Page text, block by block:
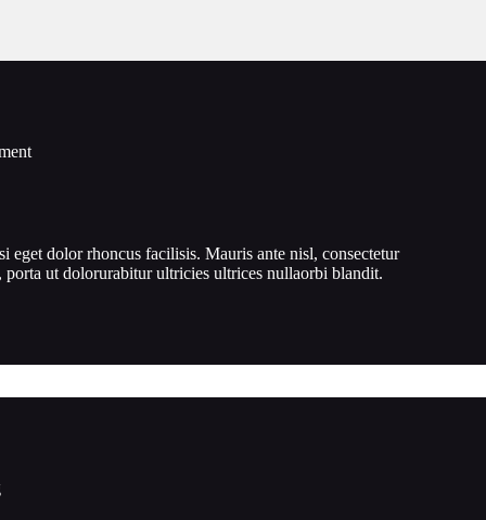
eget dolor rhoncus facilisis. Mauris ante nisl, consectetur
porta ut dolorurabitur ultricies ultrices nullaorbi blandit.